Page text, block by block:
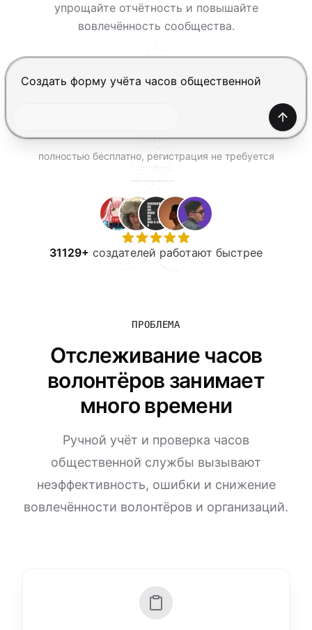
ПОПРОБОВАТЬ БЕСПЛАТНО
упрощайте отчётность и повышайте
вовлечённость сообщества.
Нажмите Enter, чтобы отправить, Shift+Enter —
полностью бесплатно, регистрация не требуется
31129+ создателей работают быстрее
ПРОБЛЕМА
Отслеживание часов
волонтёров занимает
много времени
Ручной учёт и проверка часов
общественной службы вызывают
неэффективность, ошибки и снижение
вовлечённости волонтёров и организаций.